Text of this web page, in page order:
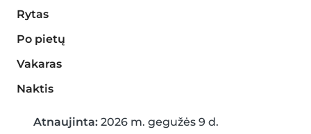
Rytas
Po pietų
Vakaras
Naktis
Atnaujinta: 2026 m. gegužės 9 d.